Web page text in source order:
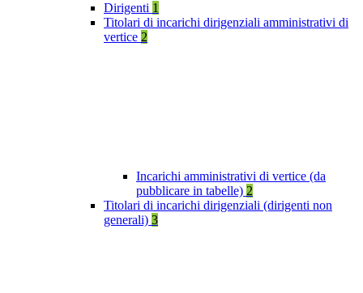
Dirigenti 1
Titolari di incarichi dirigenziali amministrativi di
vertice 2
Incarichi amministrativi di vertice (da
pubblicare in tabelle) 2
Titolari di incarichi dirigenziali (dirigenti non
generali) 3